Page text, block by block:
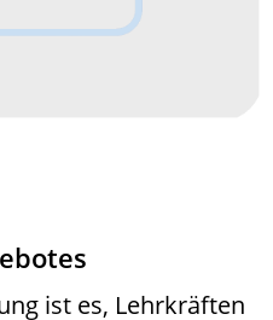
ist es, Lehrkräften